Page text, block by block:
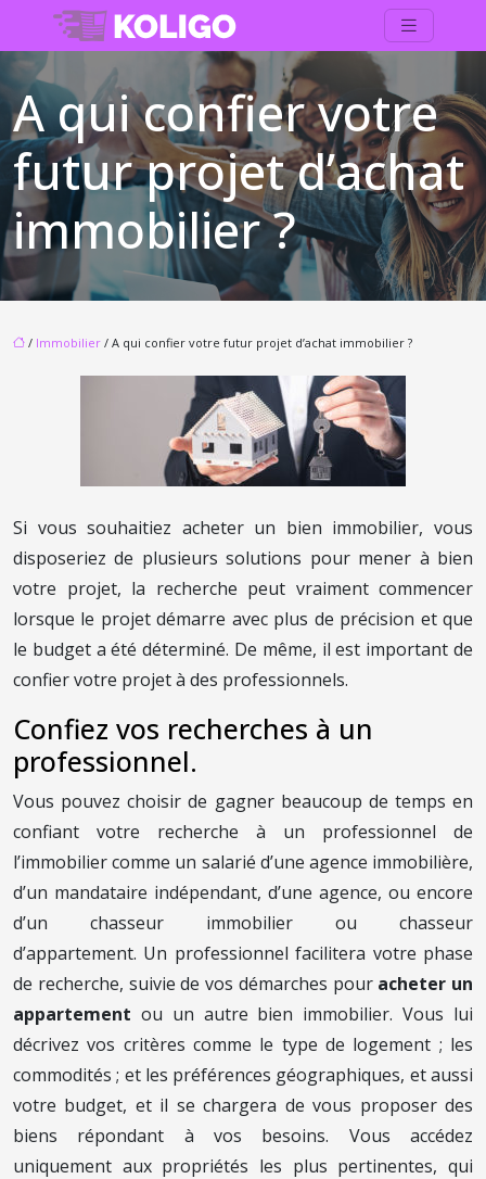
A qui confier votre
futur projet d’achat
immobilier ?
/ Immobilier / A qui confier votre futur projet d’achat immobilier ?
Si vous souhaitiez acheter un bien immobilier, vous
disposeriez de plusieurs solutions pour mener à bien
votre projet, la recherche peut vraiment commencer
lorsque le projet démarre avec plus de précision et que
le budget a été déterminé. De même, il est important de
confier votre projet à des professionnels.
Confiez vos recherches à un
professionnel.
Vous pouvez choisir de gagner beaucoup de temps en
confiant votre recherche à un professionnel de
l’immobilier comme un salarié d’une agence immobilière,
d’un mandataire indépendant, d’une agence, ou encore
d’un chasseur immobilier ou chasseur
d’appartement. Un professionnel facilitera votre phase
de recherche, suivie de vos démarches pour acheter un
appartement ou un autre bien immobilier. Vous lui
décrivez vos critères comme le type de logement ; les
commodités ; et les préférences géographiques, et aussi
votre budget, et il se chargera de vous proposer des
biens répondant à vos besoins. Vous accédez
uniquement aux propriétés les plus pertinentes, qui